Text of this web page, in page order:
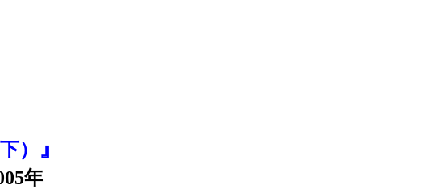
） 』
年